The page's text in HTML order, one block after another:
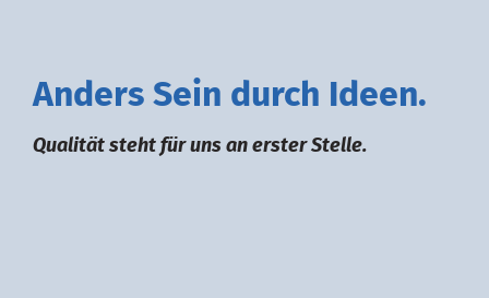
Anders Sein durch deen.
Qualität steht für uns an erster Stelle.